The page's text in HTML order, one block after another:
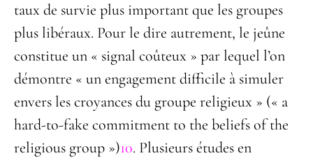
taux de survie plus important que les groupes
plus libéraux. Pour le dire autrement, le jeûne
constitue un « signal coûteux » par lequel l’on
démontre « un engagement difficile à simuler
envers les croyances du groupe religieux » (« a
hard-to-fake commitment to the beliefs of the
religious group »)10. Plusieurs études en